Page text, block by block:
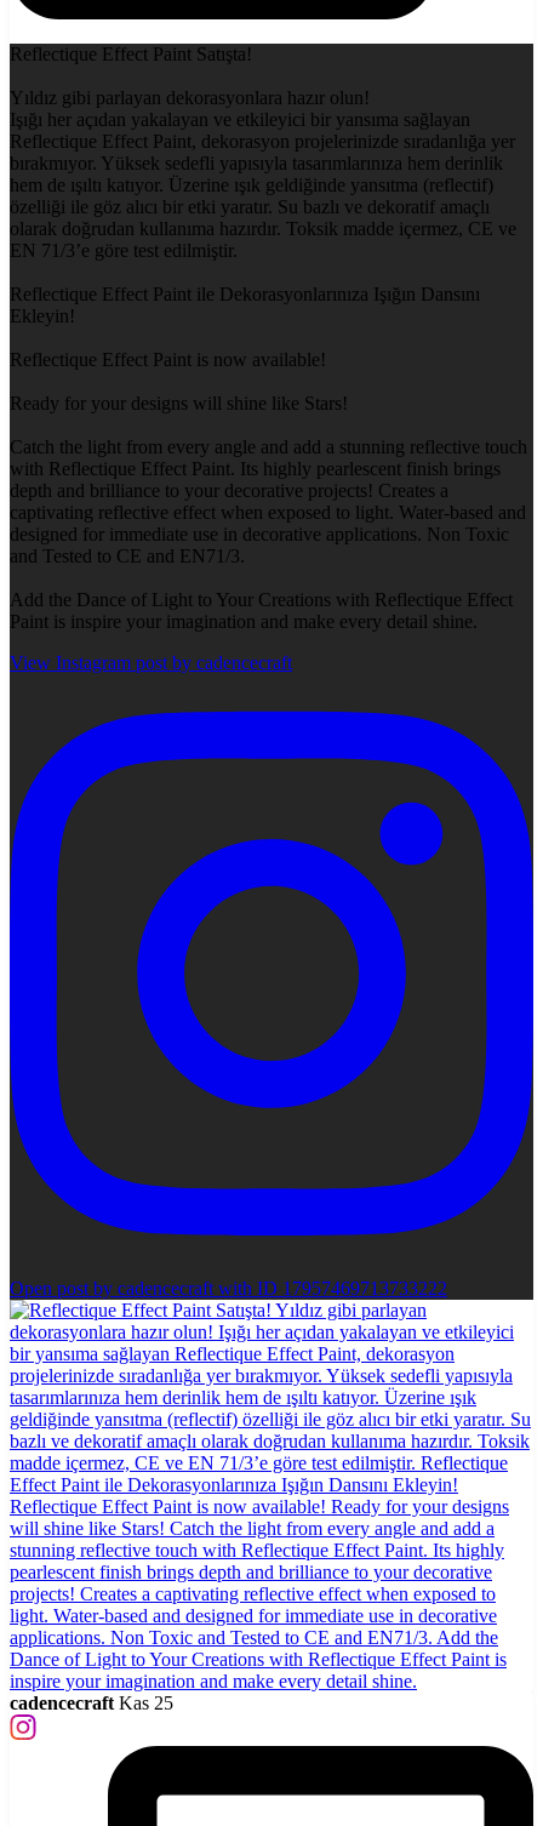
Reflectique Effect Paint Satışta!
Yıldız gibi parlayan dekorasyonlara hazır olun!
Işığı her açıdan yakalayan ve etkileyici bir yansıma sağlayan
Reflectique Effect Paint, dekorasyon projelerinizde sıradanlığa yer
bırakmıyor. Yüksek sedefli yapısıyla tasarımlarınıza hem derinlik
hem de ışıltı katıyor. Üzerine ışık geldiğinde yansıtma (reflectif)
özelliği ile göz alıcı bir etki yaratır. Su bazlı ve dekoratif amaçlı
olarak doğrudan kullanıma hazırdır. Toksik madde içermez, CE ve
EN 71/3’e göre test edilmiştir.
Reflectique Effect Paint ile Dekorasyonlarınıza Işığın Dansını
Ekleyin!
Reflectique Effect Paint is now available!
Ready for your designs will shine like Stars!
Catch the light from every angle and add a stunning reflective touch
with Reflectique Effect Paint. Its highly pearlescent finish brings
depth and brilliance to your decorative projects! Creates a
captivating reflective effect when exposed to light. Water-based and
designed for immediate use in decorative applications. Non Toxic
and Tested to CE and EN71/3.
Add the Dance of Light to Your Creations with Reflectique Effect
Paint is inspire your imagination and make every detail shine.
View Instagram post by cadencecraft
Open post by cadencecraft with ID 17957469713733222
cadencecraft Kas 25